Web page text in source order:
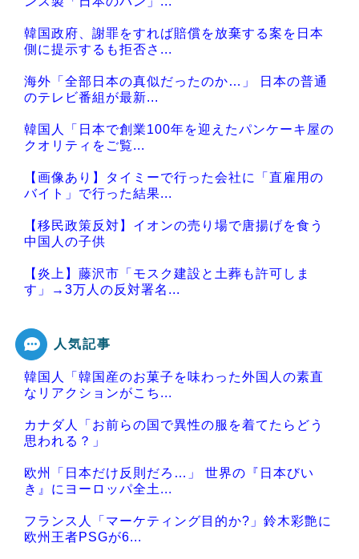
韓国政府、謝罪をすれば賠償を放棄する案を日本
側に提示するも拒否さ...
海外「全部日本の真似だったのか…」 日本の普通
のテレビ番組が最新...
韓国人「日本で創業100年を迎えたパンケーキ屋の
クオリティをご覧...
【画像あり】タイミーで行った会社に「直雇用の
バイト」で行った結果...
【移民政策反対】イオンの売り場で唐揚げを食う
中国人の子供
【炎上】藤沢市「モスク建設と土葬も許可しま
す」→3万人の反対署名...
Powered by livedoor 相互RSS
人気記事
韓国人「韓国産のお菓子を味わった外国人の素直
なリアクションがこち...
カナダ人「お前らの国で異性の服を着てたらどう
思われる？」
欧州「日本だけ反則だろ…」 世界の『日本びい
き』にヨーロッパ全土...
フランス人「マーケティング目的か?」鈴木彩艶に
欧州王者PSGが6...